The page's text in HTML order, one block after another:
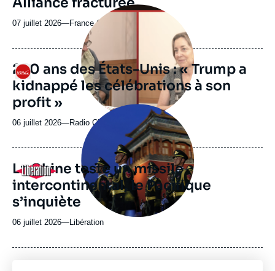
07 juillet 2026—Nom
journal,
revue
ou
émission
France Culture
Logo
Image
principale
médiatique
250 ans des États-Unis : « Trump a
kidnappé les célébrations à son
profit »
06 juillet 2026—Nom
journal,
revue
ou
émission
Radio Classique
Logo
Image
principale
médiatique
La Chine teste un missile
intercontinental, le Pacifique
s’inquiète
06 juillet 2026—Nom
journal,
Libération